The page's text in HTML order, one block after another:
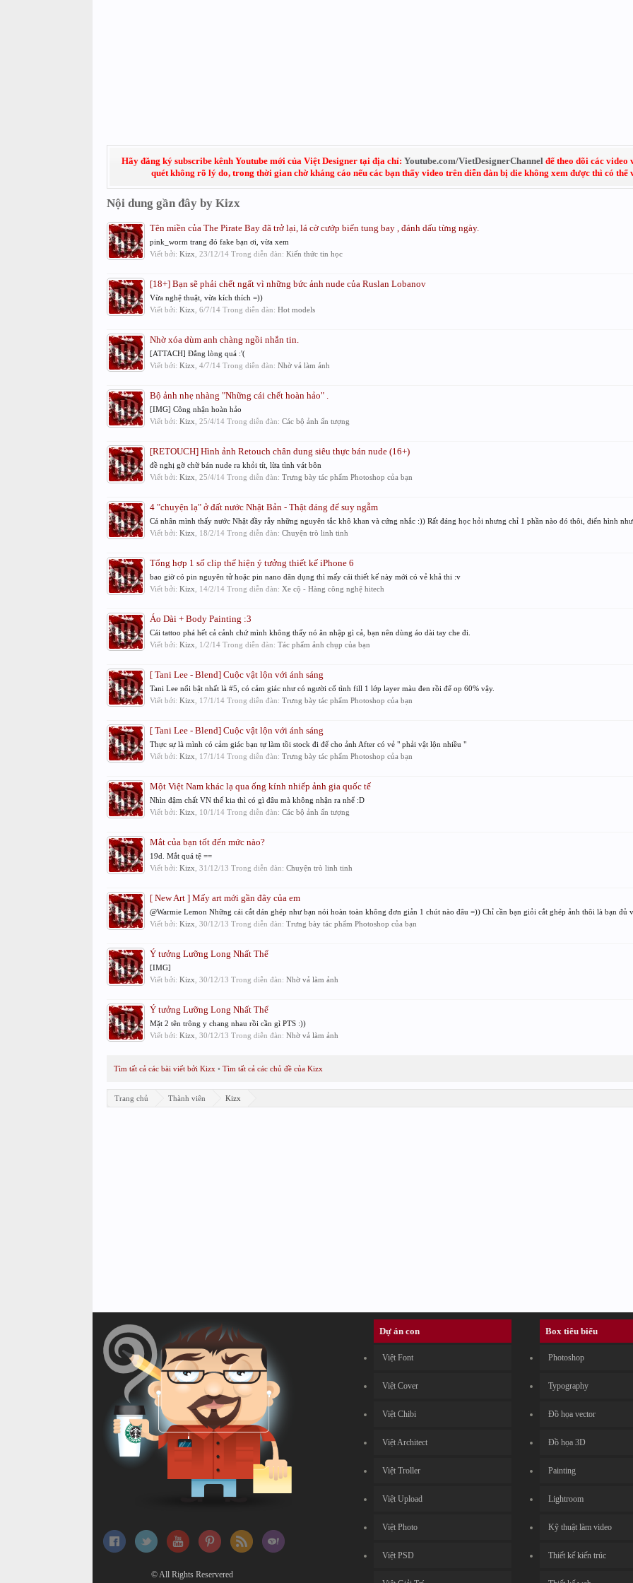
Hãy đăng ký subscribe kênh Youtube mới của Việt Designer tại địa chỉ: Youtube.com/VietDesignerChannel để theo dõi các video
quét không rõ lý do, trong thời gian chờ kháng cáo nếu các bạn thấy video trên diễn đàn bị die không xem được thì có thể
Nội dung gần đây by Kizx
Tên miền của The Pirate Bay đã trở lại, lá cờ cướp biển tung bay , đánh dấu từng ngày.
pink_worm trang đó fake bạn ơi, vừa xem
Viết bởi: Kizx 23/12/14Trong diễn đàn: Kiến thức tin học
[18+] Bạn sẽ phải chết ngất vì những bức ảnh nude của Ruslan Lobanov
Vừa nghệ thuật, vừa kích thích =))
Viết bởi: Kizx 6/7/14Trong diễn đàn: Hot models
Nhờ xóa dùm anh chàng ngồi nhắn tin.
[ATTACH] Đắng lòng quá :'(
Viết bởi: Kizx 4/7/14Trong diễn đàn: Nhờ vả làm ảnh
Bộ ảnh nhẹ nhàng "Những cái chết hoàn hảo" .
[IMG] Công nhận hoàn hảo
Viết bởi: Kizx 25/4/14Trong diễn đàn: Các bộ ảnh ấn tượng
[RETOUCH] Hình ảnh Retouch chân dung siêu thực bán nude (16+)
đề nghị gỡ chữ bán nude ra khỏi tít, lừa tình vát bôn
Viết bởi: Kizx 25/4/14Trong diễn đàn: Trưng bày tác phẩm Photoshop của bạn
4 "chuyện lạ" ở đất nước Nhật Bản - Thật đáng để suy ngẫm
Cá nhân mình thấy nước Nhật đầy rẫy những nguyên tắc khô khan và cứng nhắc :)) Rất đáng học hỏi nhưng chỉ 1 phần nào đó thôi, điển hình như
Viết bởi: Kizx 18/2/14Trong diễn đàn: Chuyện trò linh tinh
Tổng hợp 1 số clip thể hiện ý tưởng thiết kế iPhone 6
bao giờ có pin nguyên tử hoặc pin nano dân dụng thì mấy cái thiết kế này mới có vẻ khả thi :v
Viết bởi: Kizx 14/2/14Trong diễn đàn: Xe cộ - Hàng công nghệ hitech
Áo Dài + Body Painting :3
Cái tattoo phá hết cả cảnh chứ mình không thấy nó ăn nhập gì cả, bạn nên dùng áo dài tay che đi.
Viết bởi: Kizx 1/2/14Trong diễn đàn: Tác phẩm ảnh chụp của bạn
[ Tani Lee - Blend] Cuộc vật lộn với ánh sáng
Tani Lee nổi bật nhất là #5, có cảm giác như có người cố tình fill 1 lớp layer màu đen rồi để op 60% vậy.
Viết bởi: Kizx 17/1/14Trong diễn đàn: Trưng bày tác phẩm Photoshop của bạn
[ Tani Lee - Blend] Cuộc vật lộn với ánh sáng
Thực sự là mình có cảm giác bạn tự làm tồi stock đi để cho ảnh After có vẻ " phải vật lộn nhiều "
Viết bởi: Kizx 17/1/14Trong diễn đàn: Trưng bày tác phẩm Photoshop của bạn
Một Việt Nam khác lạ qua ống kính nhiếp ảnh gia quốc tế
Nhìn đậm chất VN thế kia thì có gì đâu mà không nhận ra nhể :D
Viết bởi: Kizx 10/1/14Trong diễn đàn: Các bộ ảnh ấn tượng
Mắt của bạn tốt đến mức nào?
19d. Mắt quá tệ ==
Viết bởi: Kizx 31/12/13 Trong diễn đàn: Chuyện trò linh tinh
[ New Art ] Mấy art mới gần đây của em
@Warmie Lemon Những cái cắt dán ghép như bạn nói hoàn toàn không đơn giản 1 chút nào đâu =)) Chỉ cần bạn giỏi cắt ghép ảnh thôi là bạn đủ
Viết bởi: Kizx 30/12/13 Trong diễn đàn: Trưng bày tác phẩm Photoshop của bạn
Ý tưởng Lưỡng Long Nhất Thể
[IMG]
Viết bởi: Kizx 30/12/13 Trong diễn đàn: Nhờ vả làm ảnh
Ý tưởng Lưỡng Long Nhất Thể
Mặt 2 tên trông y chang nhau rồi cần gì PTS :))
Viết bởi: Kizx 30/12/13 Trong diễn đàn: Nhờ vả làm ảnh
Tìm tất cả các bài viết bởi Kizx Tìm tất cả các chủ đề của Kizx
Trang chủ Thành viên Kizx
© All Rights Reservered
Dự án con
Việt Font
Việt Cover
Việt Chibi
Việt Architect
Việt Troller
Việt Upload
Việt Photo
Việt PSD
Box tiêu biểu
Photoshop
Typography
Đồ họa vector
Đồ họa 3D
Painting
Lightroom
Kỹ thuật làm video
Thiết kế kiến trúc